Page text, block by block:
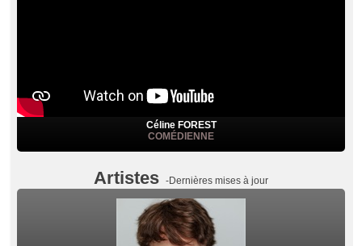
Céline FOREST
COMÉDIENNE
Artistes -Dernières mises à jour